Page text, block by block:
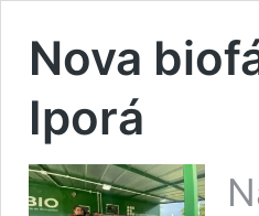
Nova
Iporá